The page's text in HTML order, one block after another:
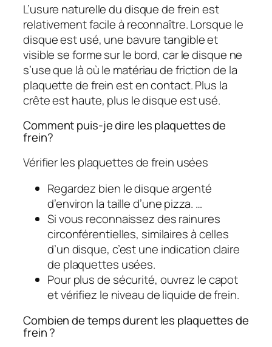
L’usure naturelle du disque de frein est
relativement facile à reconnaître. Lorsque le
disque est usé, une bavure tangible et
visible se forme sur le bord, car le disque ne
s’use que là où le matériau de friction de la
plaquette de frein est en contact. Plus la
crête est haute, plus le disque est usé.
Comment puis-je dire les plaquettes de
frein?
Vérifier les plaquettes de frein usées
Regardez bien le disque argenté
d’environ la taille d’une pizza. …
Si vous reconnaissez des rainures
circonférentielles, similaires à celles
d’un disque, c’est une indication claire
de plaquettes usées.
Pour plus de sécurité, ouvrez le capot
et vérifiez le niveau de liquide de frein.
Combien de temps durent les plaquettes de
frein ?